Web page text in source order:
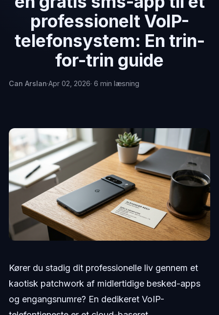
professionelt VoIP-
telefonsystem: En trin-
for-trin guide
Can Arslan·Apr 02, 2026· 6 min læsning
Kører du stadig dit professionelle liv gennem et
kaotisk patchwork af midlertidige besked-apps
og engangsnumre? En dedikeret VoIP-